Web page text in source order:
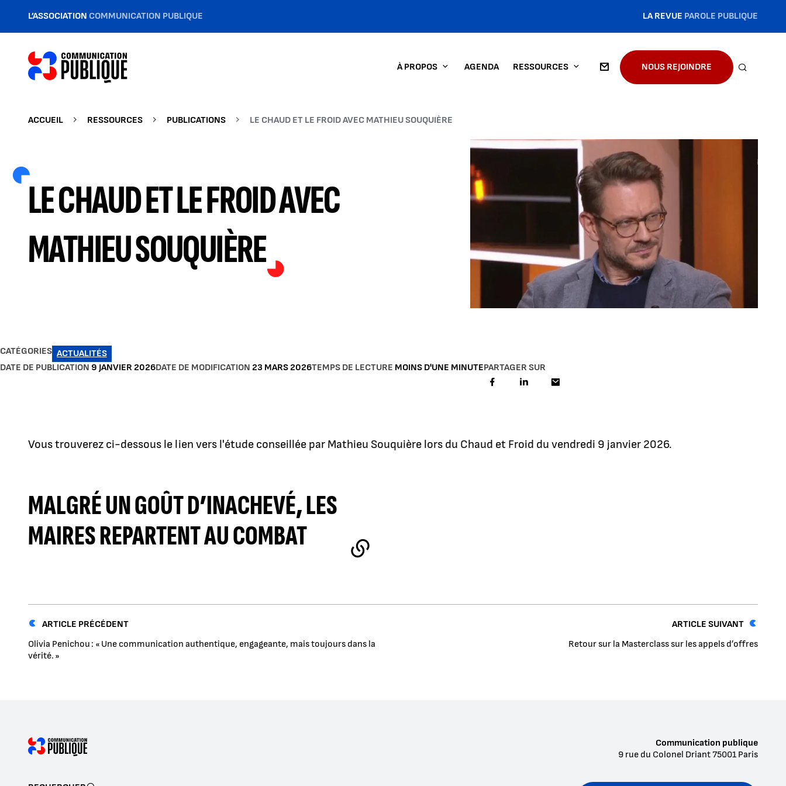
L’ASSOCIATION COMMUNICATION PUBLIQUE LA REVUE PAROLE PUBLIQUE
À PROPOS AGENDA RESSOURCES NOUS REJOINDRE
ACCUEIL RESSOURCES PUBLICATIONS LE CHAUD ET LE FROID AVEC MATHIEU SOUQUIÈRE
LE CHAUD ET LE FROID AVEC
MATHIEU SOUQUIÈRE
Agrandir l'image
CATÉGORIES ACTUALITÉS
DATE DE PUBLICATION 9 JANVIER 2026DATE DE MODIFICATION 23 MARS 2026TEMPS DE LECTURE MOINS D'UNE MINUTEPARTAGER SUR
Vous trouverez ci-dessous le lien vers l'étude conseillée par Mathieu Souquière lors du Chaud et Froid du vendredi 9 janvier 2026.
MALGRÉ UN GOÛT D’INACHEVÉ, LES
MAIRES REPARTENT AU COMBAT - LIEN EXTERNE
ARTICLE PRÉCÉDENT
Olivia Penichou : « Une communication authentique, engageante, mais toujours dans la
vérité. »
ARTICLE SUIVANT
Retour sur la Masterclass sur les appels d’offres
Communication publique
9 rue du Colonel Driant75001 Paris